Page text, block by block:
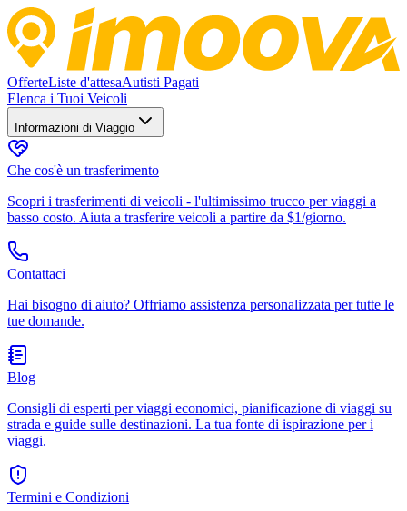
OfferteListe d'attesaAutisti Pagati
Elenca i Tuoi Veicoli
Informazioni di Viaggio
Che cos'è un trasferimento
Scopri i trasferimenti di veicoli - l'ultimissimo trucco per viaggi a
basso costo. Aiuta a trasferire veicoli a partire da $1/giorno.
Contattaci
Hai bisogno di aiuto? Offriamo assistenza personalizzata per tutte le
tue domande.
Blog
Consigli di esperti per viaggi economici, pianificazione di viaggi su
strada e guide sulle destinazioni. La tua fonte di ispirazione per i
viaggi.
Termini e Condizioni